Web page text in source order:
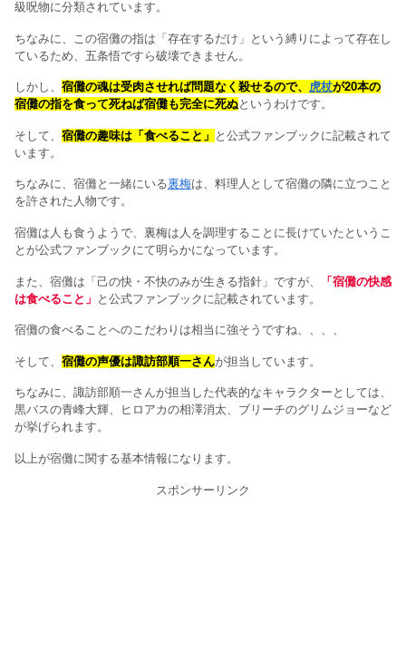
級呪物に分類されています。
ちなみに、この宿儺の指は「存在するだけ」という縛りによって存在し
ているため、五条悟ですら破壊できません。
しかし、 宿儺の魂は受肉させれば問題なく殺せるので、 虎杖が20本の
宿儺の指を食って死ねば宿儺も完全に死ぬというわけです。
そして、 宿儺の趣味は「食べること」 と公式ファンブックに記載されて
います。
ちなみに、宿儺と一緒にいる裏梅は、料理人として宿儺の隣に立つこと
を許された人物です。
宿儺は人も食うようで、裏梅は人を調理することに長けていたというこ
とが公式ファンブックにて明らかになっています。
また、宿儺は「己の快・不快のみが生きる指針」ですが、
「宿儺の快感
は食べること」 と公式ファンブックに記載されています。
宿儺の食べることへのこだわりは相当に強そうですね、、、、
そして、 宿儺の声優は諏訪部順一さんが担当しています。
ちなみに、諏訪部順一さんが担当した代表的なキャラクターとしては、
黒バスの青峰大輝、ヒロアカの相澤消太、ブリーチのグリムジョーなど
が挙げられます。
以上が宿儺に関する基本情報になります。
スポンサーリンク